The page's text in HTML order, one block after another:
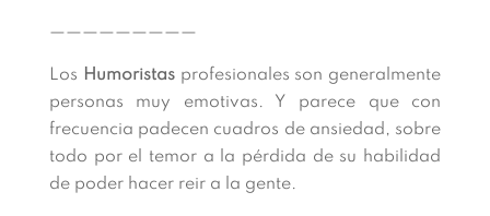
—————————
Los Humoristasprofesionales son generalmente
personas muy emotivas. Y parece que con
frecuencia padecen cuadros de ansiedad, sobre
todo por el temor a la pérdida de su habilidad
de poder hacer reir a la gente.